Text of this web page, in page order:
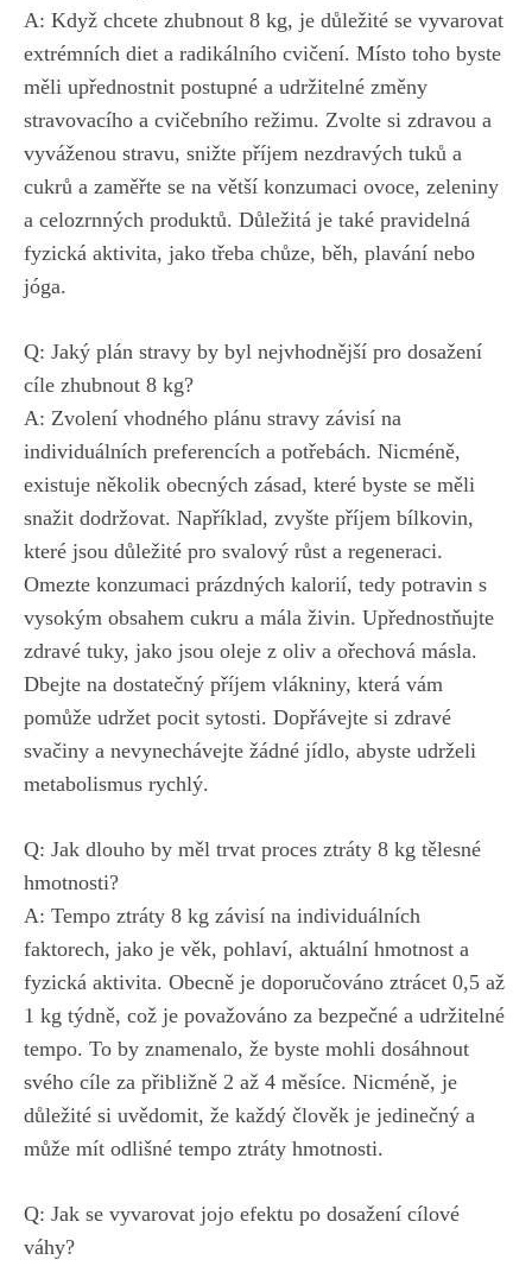
A: Když chcete ‌zhubnout 8⁢ kg,‍ je důležité se vyvarovat
extrémních diet⁢ a radikálního cvičení. Místo⁢ toho byste
měli upřednostnit ⁢postupné a udržitelné ⁢změny
stravovacího​ a cvičebního režimu. Zvolte si zdravou a
vyváženou stravu, snižte příjem nezdravých tuků ⁢a
cukrů a zaměřte se na ‌větší konzumaci ovoce, zeleniny
a celozrnných produktů. Důležitá je‍ také pravidelná​
fyzická aktivita, jako třeba chůze, běh,‍ plavání nebo⁢
jóga.
Q: Jaký ⁢plán stravy ⁣by byl nejvhodnější ⁤pro dosažení
cíle ‍zhubnout 8 kg?
A: Zvolení​ vhodného plánu stravy závisí na
individuálních preferencích a potřebách. Nicméně,
existuje​ několik​ obecných⁤ zásad, které byste ⁢se měli
snažit‍ dodržovat. Například, zvyšte příjem bílkovin,
které jsou důležité pro svalový​ růst ​a regeneraci.
Omezte konzumaci prázdných ​kalorií, tedy potravin s
vysokým obsahem cukru a mála živin.​ Upřednostňujte ​
zdravé tuky, jako jsou oleje z ‍oliv a ořechová másla.
Dbejte na ⁢dostatečný příjem ⁣vlákniny, která vám ​
pomůže‌ udržet⁣ pocit sytosti. Dopřávejte ‌si zdravé
svačiny a​ nevynechávejte žádné jídlo, abyste udrželi
metabolismus rychlý.
Q:‍ Jak dlouho by měl trvat proces ztráty ⁣8 kg tělesné
hmotnosti?
A:⁢ Tempo ztráty 8 ⁤kg závisí ⁤na individuálních
faktorech,‍ jako je věk,‌ pohlaví, aktuální ⁣hmotnost a
fyzická aktivita. Obecně je ⁢doporučováno ztrácet 0,5 až
1 ⁣kg týdně, což​ je považováno⁤ za ⁣bezpečné a udržitelné
tempo. To‍ by⁤ znamenalo, že byste mohli dosáhnout
⁢svého cíle za přibližně 2 až ⁢4 měsíce. Nicméně, je
důležité si uvědomit, že každý člověk je jedinečný a⁤
může‍ mít odlišné tempo ztráty hmotnosti.
Q: ​Jak se vyvarovat‍ jojo efektu po dosažení cílové
⁢váhy?